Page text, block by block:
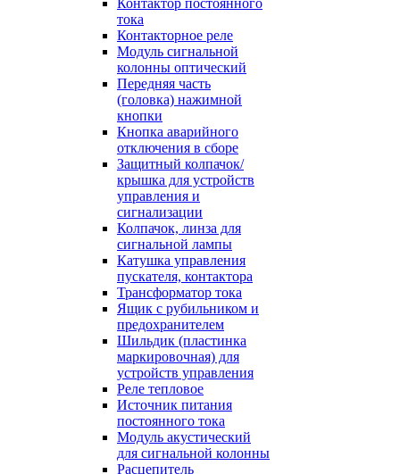
Контактор постоянного
тока
Контакторное реле
Модуль сигнальной
колонны оптический
Передняя часть
(головка) нажимной
кнопки
Кнопка аварийного
отключения в сборе
Защитный колпачок/
крышка для устройств
управления и
сигнализации
Колпачок, линза для
сигнальной лампы
Катушка управления
пускателя, контактора
Трансформатор тока
Ящик с рубильником и
предохранителем
Шильдик (пластинка
маркировочная) для
устройств управления
Реле тепловое
Источник питания
постоянного тока
Модуль акустический
для сигнальной колонны
Расцепитель